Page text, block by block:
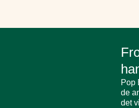
Pop
de
det